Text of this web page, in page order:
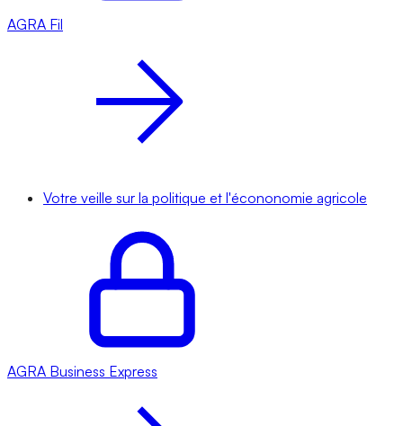
AGRA Fil
Votre veille sur la politique et l'écononomie agricole
AGRA Business Express